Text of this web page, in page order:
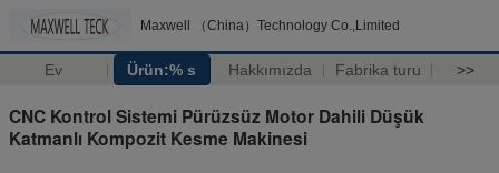
Maxwell （China）Technology Co.,Limited
Ev Ürün:% s Hakkımızda Fabrika turu >>
CNC Kontrol Sistemi Pürüzsüz Motor Dahili Düşük
Katmanlı Kompozit Kesme Makinesi